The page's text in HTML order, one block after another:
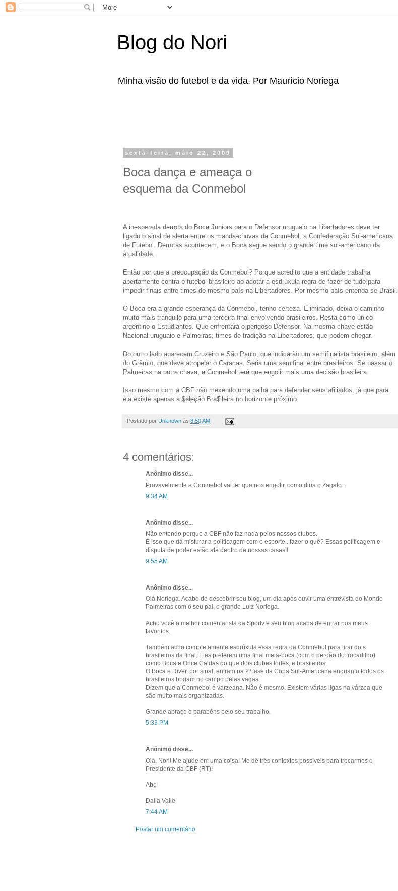
Blog do Nori
Minha visão do futebol e da vida. Por Maurício Noriega
sexta-feira, maio 22, 2009
Boca dança e ameaça o
esquema da Conmebol
A inesperada derrota do Boca Juniors para o Defensor uruguaio na Libertadores deve ter
ligado o sinal de alerta entre os manda-chuvas da Conmebol, a Confederação Sul-americana
de Futebol. Derrotas acontecem, e o Boca segue sendo o grande time sul-americano da
atualidade.
Então por que a preocupação da Conmebol? Porque acredito que a entidade trabalha
abertamente contra o futebol brasileiro ao adotar a esdrúxula regra de fazer de tudo para
impedir finais entre times do mesmo país na Libertadores. Por mesmo país entenda-se Brasil.
O Boca era a grande esperança da Conmebol, tenho certeza. Eliminado, deixa o caminho
muito mais tranquilo para uma terceira final envolvendo brasileiros. Resta como único
argentino o Estudiantes. Que enfrentará o perigoso Defensor. Na mesma chave estão
Nacional uruguaio e Palmeiras, times de tradição na Libertadores, que podem chegar.
Do outro lado aparecem Cruzeiro e São Paulo, que indicarão um semifinalista brasileiro, além
do Grêmio, que deve atropelar o Caracas. Seria uma semifinal entre brasileiros. Se passar o
Palmeiras na outra chave, a Conmebol terá que engolir mais uma decisão brasileira.
Isso mesmo com a CBF não mexendo uma palha para defender seus afiliados, já que para
ela existe apenas a $eleção Bra$ileira no horizonte próximo.
Postado por Unknown às 8:50 AM
4 comentários:
Anônimo disse...
Provavelmente a Conmebol vai ter que nos engolir, como diria o Zagalo...
9:34 AM
Anônimo disse...
Não entendo porque a CBF não faz nada pelos nossos clubes.
É isso que dá misturar a politicagem com o esporte...fazer o quê? Essas politicagem e
disputa de poder estão até dentro de nossas casas!!
9:55 AM
Anônimo disse...
Olá Noriega. Acabo de descobrir seu blog, um dia após ouvir uma entrevista do Mondo
Palmeiras com o seu pai, o grande Luiz Noriega.
Acho você o melhor comentarista da Sportv e seu blog acaba de entrar nos meus
favoritos.
Também acho completamente esdrúxula essa regra da Conmebol para tirar dois
brasileiros da final. Eles preferem uma final meia-boca (com o perdão do trocadilho)
como Boca e Once Caldas do que dois clubes fortes, e brasileiros.
O Boca e River, por sinal, entram na 2ª fase da Copa Sul-Americana enquanto todos os
brasileiros brigam no campo pelas vagas.
Dizem que a Conmebol é varzeana. Não é mesmo. Existem várias ligas na várzea que
são muito mais organizadas.
Grande abraço e parabéns pelo seu trabalho.
5:33 PM
Anônimo disse...
Olá, Nori! Me ajude em uma coisa! Me dê três contextos possíveis para trocarmos o
Presidente da CBF (RT)!
Abç!
Dalla Valle
7:44 AM
Postar um comentário